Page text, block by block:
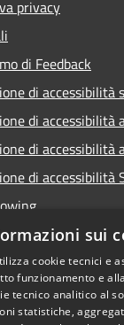
privacy
di Feedback
di accessibilità
di accessibilità
di accessibilità
di accessibilità
sui
cookie tecnici e
funzionamento e
tecnico analitico al
statistiche,